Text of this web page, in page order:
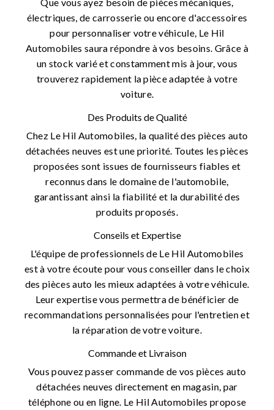
électriques, de carrosserie ou encore d'accessoires
pour personnaliser votre véhicule, Le Hil
Automobiles saura répondre à vos besoins. Grâce à
un stock varié et constamment mis à jour, vous
trouverez rapidement la pièce adaptée à votre
voiture.
Des Produits de Qualité
Chez Le Hil Automobiles, la qualité des pièces auto
détachées neuves est une priorité. Toutes les pièces
proposées sont issues de fournisseurs fiables et
reconnus dans le domaine de l'automobile,
garantissant ainsi la fiabilité et la durabilité des
produits proposés.
Conseils et Expertise
L'équipe de professionnels de Le Hil Automobiles
est à votre écoute pour vous conseiller dans le choix
des pièces auto les mieux adaptées à votre véhicule.
Leur expertise vous permettra de bénéficier de
recommandations personnalisées pour l'entretien et
la réparation de votre voiture.
Commande et Livraison
Vous pouvez passer commande de vos pièces auto
détachées neuves directement en magasin, par
téléphone ou en ligne. Le Hil Automobiles propose